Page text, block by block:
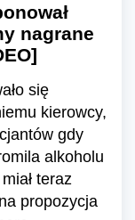
nagrane
się
kierowcy,
gdy
alkoholu
teraz
propozycja